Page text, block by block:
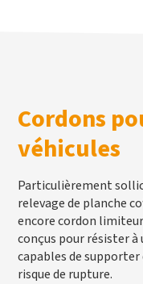
Cordons
véhicules
Particulièrement
relevage de planche
encore cordon
conçus pour résister
capables de
risque de rupture.